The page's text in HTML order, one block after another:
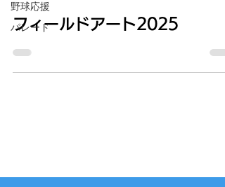
野球応援
パレード
フィールドアート2025